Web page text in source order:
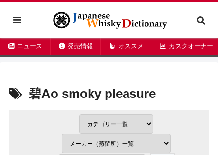
ニュース 発売情報 オススメ カスクオーナー
碧Ao smoky pleasure